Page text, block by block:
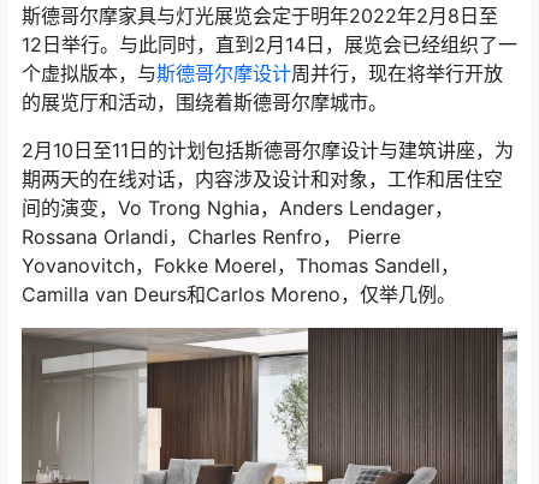
斯德哥尔摩家具与灯光展览会定于明年2022年2月8日至
12日举行。与此同时，直到2月14日，展览会已经组织了一
个虚拟版本，与斯德哥尔摩设计周并行，现在将举行开放
的展览厅和活动，围绕着斯德哥尔摩城市。
2月10日至11日的计划包括斯德哥尔摩设计与建筑讲座，为
期两天的在线对话，内容涉及设计和对象，工作和居住空
间的演变，Vo Trong Nghia，Anders Lendager，
Rossana Orlandi，Charles Renfro， Pierre
Yovanovitch，Fokke Moerel，Thomas Sandell，
Camilla van Deurs和Carlos Moreno，仅举几例。